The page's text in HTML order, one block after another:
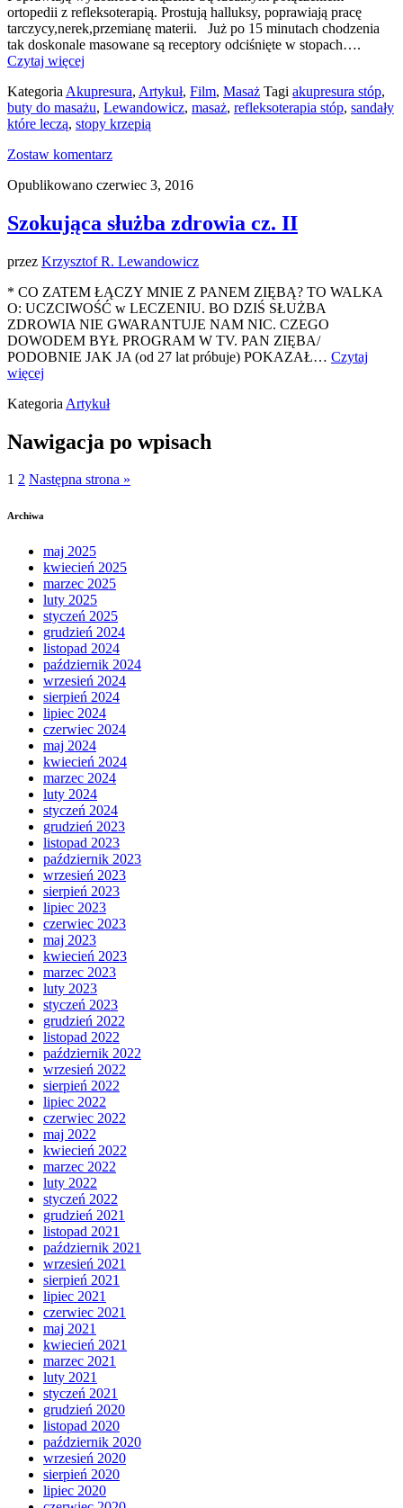
ortopedii z refleksoterapią. Prostują halluksy, poprawiają pracę
tarczycy,nerek,przemianę materii. Już po 15 minutach chodzenia
tak doskonale masowane są receptory odciśnięte w stopach….
Czytaj więcej
Kategoria Akupresura, Artykuł, Film, Masaż Tagi akupresura stóp,
buty do masażu, Lewandowicz, masaż, refleksoterapia stóp, sandały
które leczą, stopy krzepią
Zostaw komentarz
Opublikowano czerwiec 3, 2016
Szokująca służba zdrowia cz. II
przez Krzysztof R. Lewandowicz
* CO ZATEM ŁĄCZY MNIE Z PANEM ZIĘBĄ? TO WALKA
O: UCZCIWOŚĆ w LECZENIU. BO DZIŚ SŁUŻBA
ZDROWIA NIE GWARANTUJE NAM NIC. CZEGO
DOWODEM BYŁ PROGRAM W TV. PAN ZIĘBA/
PODOBNIE JAK JA (od 27 lat próbuje) POKAZAŁ… Czytaj
więcej
Kategoria Artykuł
Nawigacja po wpisach
1 2 Następna strona »
Archiwa
maj 2025
kwiecień 2025
marzec 2025
luty 2025
styczeń 2025
grudzień 2024
listopad 2024
październik 2024
wrzesień 2024
sierpień 2024
lipiec 2024
czerwiec 2024
maj 2024
kwiecień 2024
marzec 2024
luty 2024
styczeń 2024
grudzień 2023
listopad 2023
październik 2023
wrzesień 2023
sierpień 2023
lipiec 2023
czerwiec 2023
maj 2023
kwiecień 2023
marzec 2023
luty 2023
styczeń 2023
grudzień 2022
listopad 2022
październik 2022
wrzesień 2022
sierpień 2022
lipiec 2022
czerwiec 2022
maj 2022
kwiecień 2022
marzec 2022
luty 2022
styczeń 2022
grudzień 2021
listopad 2021
październik 2021
wrzesień 2021
sierpień 2021
lipiec 2021
czerwiec 2021
maj 2021
kwiecień 2021
marzec 2021
luty 2021
styczeń 2021
grudzień 2020
listopad 2020
październik 2020
wrzesień 2020
sierpień 2020
lipiec 2020